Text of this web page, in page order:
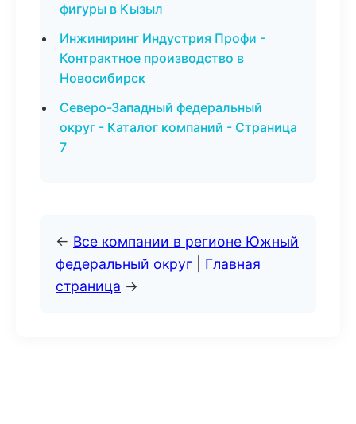
фигуры в Кызыл
Инжиниринг Индустрия Профи -
Контрактное производство в
Новосибирск
Северо-Западный федеральный
округ - Каталог компаний - Страница
7
← Все компании в регионе Южный
федеральный округ
Главная
страница →